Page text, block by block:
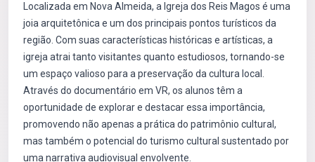
Localizada em Nova Almeida, a Igreja dos Reis Magos é uma
joia arquitetônica e um dos principais pontos turísticos da
região. Com suas características históricas e artísticas, a
igreja atrai tanto visitantes quanto estudiosos, tornando-se
um espaço valioso para a preservação da cultura local.
Através do documentário em VR, os alunos têm a
oportunidade de explorar e destacar essa importância,
promovendo não apenas a prática do patrimônio cultural,
mas também o potencial do turismo cultural sustentado por
uma narrativa audiovisual envolvente.